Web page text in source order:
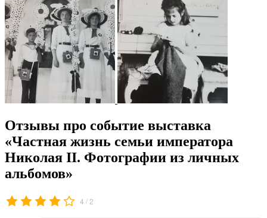
Отзывы про событие выставка
«Частная жизнь семьи императора
Николая II. Фотографии из личных
альбомов»
4 /2